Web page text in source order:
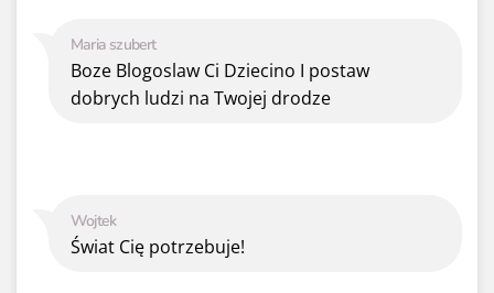
Wojtek
Świat Cię potrzebuje!
Maria szubert
Boze Blogoslaw Ci Dziecino I postaw
dobrych ludzi na Twojej drodze